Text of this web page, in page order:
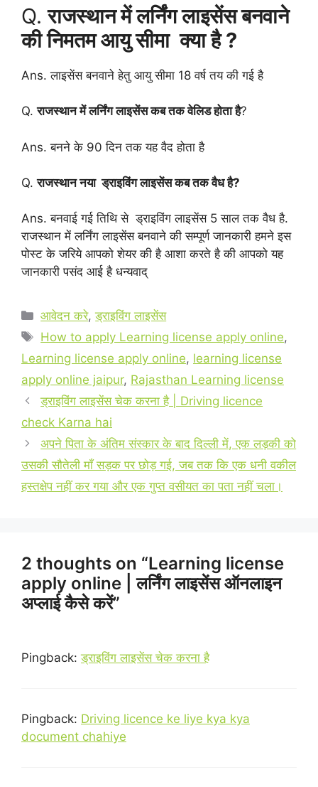
Q.राजस्थान में लर्निंग लाइसेंस बनवाने
की निमतम आयु सीमा क्या है ?
Ans. लाइसेंस बनवाने हेतु आयु सीमा 18 वर्ष तय की गई है
Q.राजस्थान में लर्निंग लाइसेंस कब तक वेलिड होता है?
Ans. बनने के 90 दिन तक यह वैद होता है
Q.राजस्थान नया ड्राइविंग लाइसेंस कब तक वैध है?
Ans. बनवाई गई तिथि से ड्राइविंग लाइसेंस 5 साल तक वैध है.
राजस्थान में लर्निंग लाइसेंस बनवाने की सम्पूर्ण जानकारी हमने इस
पोस्ट के जरिये आपको शेयर की है आशा करते है की आपको यह
जानकारी पसंद आई है धन्यवाद्
Categories
आवेदन करे,ड्राइविंग लाइसेंस
Tags
How to apply Learning license apply online,
Learning license apply online, learning license
apply online jaipur, Rajasthan Learning license
ड्राइविंग लाइसेंस चेक करना है | Driving licence
check Karna hai
अपने पिता के अंतिम संस्कार के बाद दिल्ली में, एक लड़की को
उसकी सौतेली माँ सड़क पर छोड़ गई, जब तक कि एक धनी वकील
हस्तक्षेप नहीं कर गया और एक गुप्त वसीयत का पता नहीं चला।
2 thoughts on “Learning license
apply online | लर्निंग लाइसेंस ऑनलाइन
अप्लाई कैसे करें”
Pingback:ड्राइविंग लाइसेंस चेक करना है
Pingback: Driving licence ke liye kya kya
document chahiye